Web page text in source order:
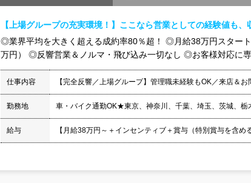
【上場グループの充実環境！】ここなら営業としての経験値も、
◎業界平均を大きく超える成約率80％超！ ◎月給38万円スター
万円） ◎反響営業＆ノルマ・飛び込み一切なし ◎お客様対応
仕事内容 【完全反響／上場グループ】管理職未経験もOK／来店＆
勤務地 車・バイク通勤OK★東京、神奈川、千葉、埼玉、茨城、
給与 【月給38万円～＋インセンティブ＋賞与（特別賞与を含